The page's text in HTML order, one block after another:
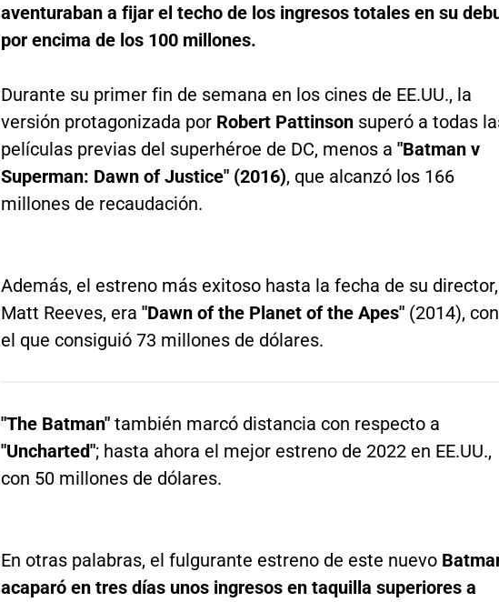
aventuraban a fijar el techo de los ingresos totales en su
por encima de los 100 millones.
Durante su primer fin de semana en los cines de EE.UU., la
versión protagonizada por Robert Pattinsonsuperó a todas
películas previas del superhéroe de DC, menos a "Batman v
Superman: Dawn of Justice" (2016), que alcanzó los 166
millones de recaudación.
Además, el estreno más exitoso hasta la fecha de su director,
Matt Reeves, era "Dawn of the Planet of the Apes"(2014), con
el que consiguió 73 millones de dólares.
"The Batman"también marcó distancia con respecto a
"Uncharted"; hasta ahora el mejor estreno de 2022 en EE.UU.,
con 50 millones de dólares.
En otras palabras, el fulgurante estreno de este nuevo
acaparó en tres días unos ingresos en taquilla superiores a